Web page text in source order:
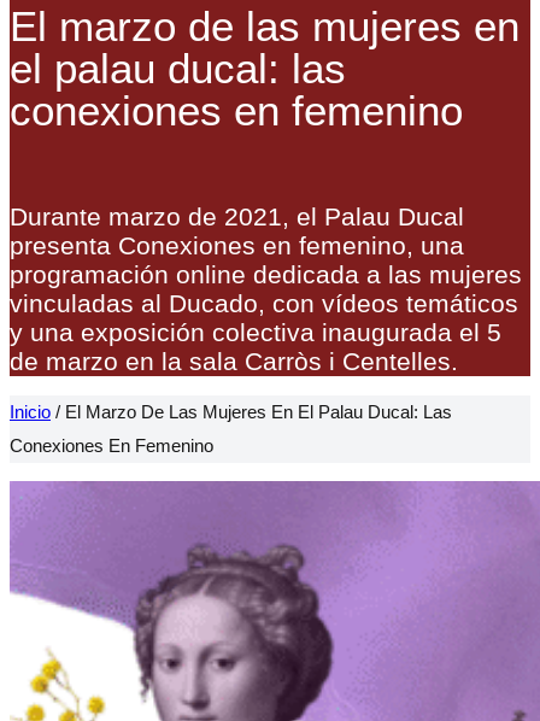
El marzo de las mujeres en
el palau ducal: las
conexiones en femenino
Durante marzo de 2021, el Palau Ducal
presenta Conexiones en femenino, una
programación online dedicada a las mujeres
vinculadas al Ducado, con vídeos temáticos
y una exposición colectiva inaugurada el 5
de marzo en la sala Carròs i Centelles.
Inicio / El Marzo De Las Mujeres En El Palau Ducal: Las
Conexiones En Femenino